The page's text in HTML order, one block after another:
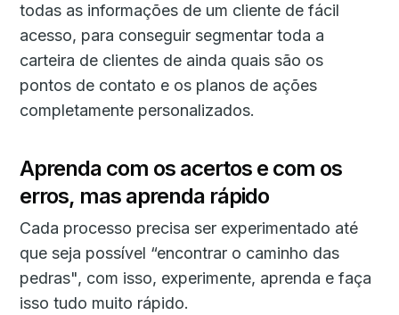
todas as informações de um cliente de fácil
acesso, para conseguir segmentar toda a
carteira de clientes de ainda quais são os
pontos de contato e os planos de ações
completamente personalizados.
Aprenda com os acertos e com os
erros, mas aprenda rápido
Cada processo precisa ser experimentado até
que seja possível “encontrar o caminho das
pedras", com isso, experimente, aprenda e faça
isso tudo muito rápido.